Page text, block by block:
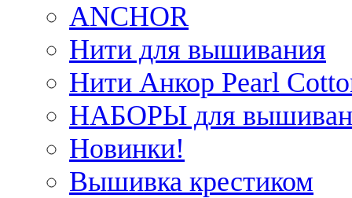
ANCHOR
Нити для вышивания
Нити Анкор Pearl
НАБОРЫ для
Новинки!
Вышивка крестиком